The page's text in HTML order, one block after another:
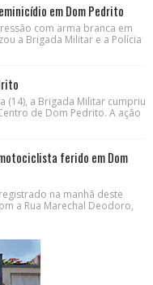
em Dom Pedrito
com arma branca em
a Brigada Militar e a Polícia
(14), a Brigada Militar cumpriu
de Dom Pedrito. A ação
ferido em Dom
na manhã deste
a Rua Marechal Deodoro,